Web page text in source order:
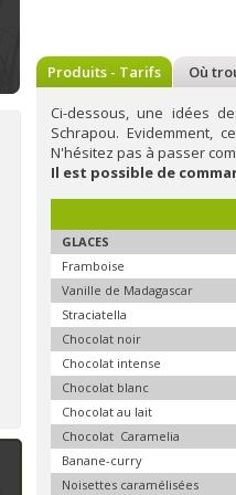
Bienvenue à la Bonbonnière :
à Soumagne
A Soumagne,
Bonbonnière, un
établissement
sympathique
spécialisé dans les
confiseries
artisanales en tout
genre (bonbons,
biscuits, macarons,
cuberdons,...). Au fil
de ses rencontres,
Sonia diversifie son
assortiment
En savoir plus
Produits - Tarifs Où
Ci-dessous, une idées
Schrapou. Evidemment,
N'hésitez pas à passer
Il est possible de
GLACES
Framboise
Vanille de Madagascar
Straciatella
Chocolat noir
Chocolat intense
Chocolat blanc
Chocolat au lait
Chocolat Caramelia
Banane-curry
Noisettes caramélisées